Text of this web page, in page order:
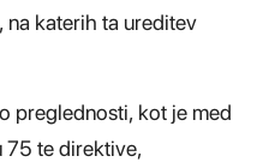
katerih ta ureditev
preglednosti, kot je med
75 te direktive,